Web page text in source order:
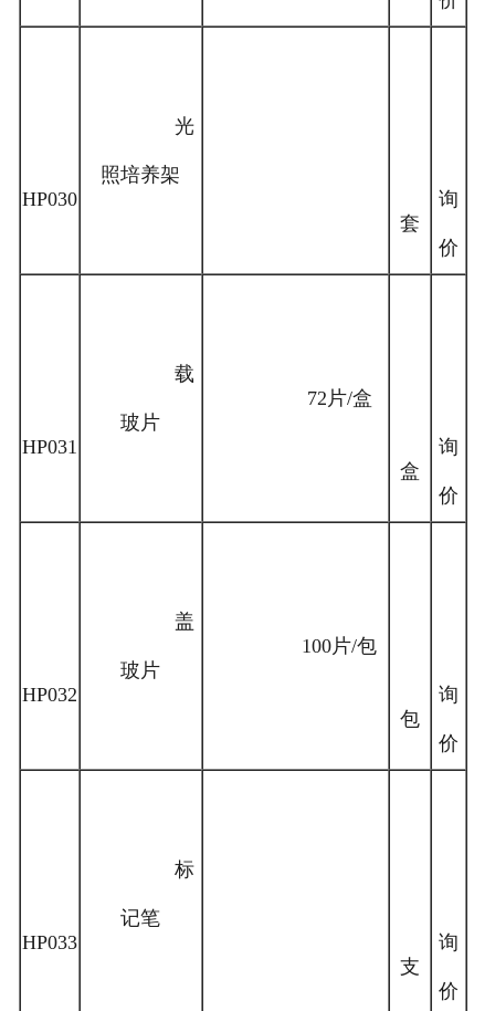
HP030
光
照培养架
套
询
价
HP031
载
玻片
72片/盒
盒
询
价
HP032
盖
玻片
100片/包
包
询
价
HP033
标
记笔
支
询
价